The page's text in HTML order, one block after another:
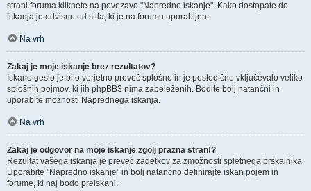
strani foruma kliknete na povezavo "Napredno iskanje". Kako dostopate do
iskanja je odvisno od stila, ki je na forumu uporabljen.
Na vrh
Zakaj je moje iskanje brez rezultatov?
Iskano geslo je bilo verjetno preveč splošno in je posledično vključevalo veliko
splošnih pojmov, ki jih phpBB3 nima zabeleženih. Bodite bolj natančni in
uporabite možnosti Naprednega iskanja.
Na vrh
Zakaj je odgovor na moje iskanje zgolj prazna stran!?
Rezultat vašega iskanja je preveč zadetkov za zmožnosti spletnega brskalnika.
Uporabite "Napredno iskanje" in bolj natančno definirajte iskan pojem in
forume, ki naj bodo preiskani.